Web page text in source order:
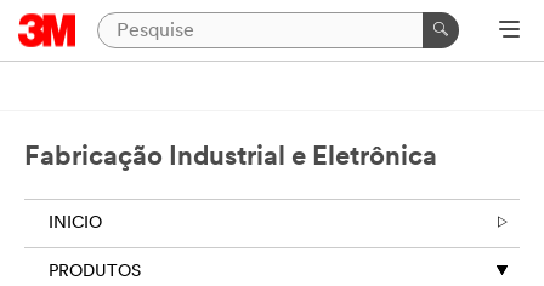
Fabricação Industrial e Eletrônica
INICIO
PRODUTOS